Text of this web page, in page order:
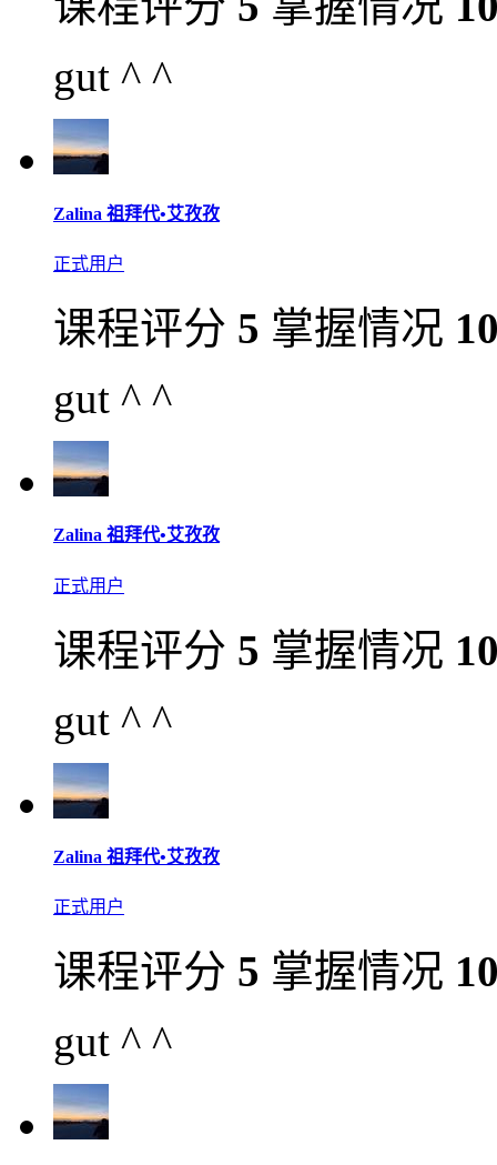
gut ^ ^
Zalina 祖拜代•艾孜孜
正式用户
课程评分 5 掌握情况
gut ^ ^
Zalina 祖拜代•艾孜孜
正式用户
课程评分 5 掌握情况
gut ^ ^
Zalina 祖拜代•艾孜孜
正式用户
课程评分 5 掌握情况
gut ^ ^